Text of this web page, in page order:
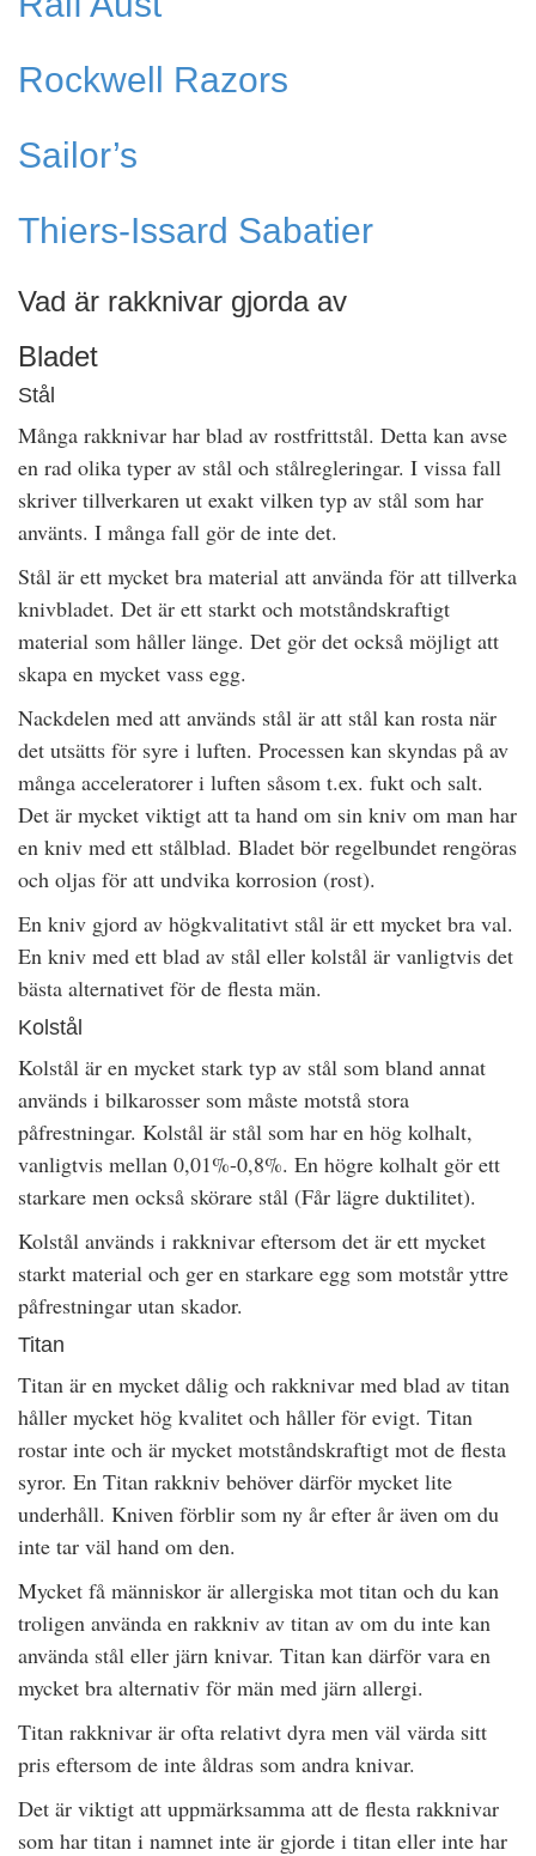
Rockwell Razors
Sailor’s
Thiers-Issard Sabatier
Vad är rakknivar gjorda av
Bladet
Stål
Många rakknivar har blad av rostfrittstål. Detta kan avse
en rad olika typer av stål och stålregleringar. I vissa fall
skriver tillverkaren ut exakt vilken typ av stål som har
använts. I många fall gör de inte det.
Stål är ett mycket bra material att använda för att tillverka
knivbladet. Det är ett starkt och motståndskraftigt
material som håller länge. Det gör det också möjligt att
skapa en mycket vass egg.
Nackdelen med att används stål är att stål kan rosta när
det utsätts för syre i luften. Processen kan skyndas på av
många acceleratorer i luften såsom t.ex. fukt och salt.
Det är mycket viktigt att ta hand om sin kniv om man har
en kniv med ett stålblad. Bladet bör regelbundet rengöras
och oljas för att undvika korrosion (rost).
En kniv gjord av högkvalitativt stål är ett mycket bra val.
En kniv med ett blad av stål eller kolstål är vanligtvis det
bästa alternativet för de flesta män.
Kolstål
Kolstål är en mycket stark typ av stål som bland annat
används i bilkarosser som måste motstå stora
påfrestningar. Kolstål är stål som har en hög kolhalt,
vanligtvis mellan 0,01%-0,8%. En högre kolhalt gör ett
starkare men också skörare stål (Får lägre duktilitet).
Kolstål används i rakknivar eftersom det är ett mycket
starkt material och ger en starkare egg som motstår yttre
påfrestningar utan skador.
Titan
Titan är en mycket dålig och rakknivar med blad av titan
håller mycket hög kvalitet och håller för evigt. Titan
rostar inte och är mycket motståndskraftigt mot de flesta
syror. En Titan rakkniv behöver därför mycket lite
underhåll. Kniven förblir som ny år efter år även om du
inte tar väl hand om den.
Mycket få människor är allergiska mot titan och du kan
troligen använda en rakkniv av titan av om du inte kan
använda stål eller järn knivar. Titan kan därför vara en
mycket bra alternativ för män med järn allergi.
Titan rakknivar är ofta relativt dyra men väl värda sitt
pris eftersom de inte åldras som andra knivar.
Det är viktigt att uppmärksamma att de flesta rakknivar
som har titan i namnet inte är gjorde i titan eller inte har